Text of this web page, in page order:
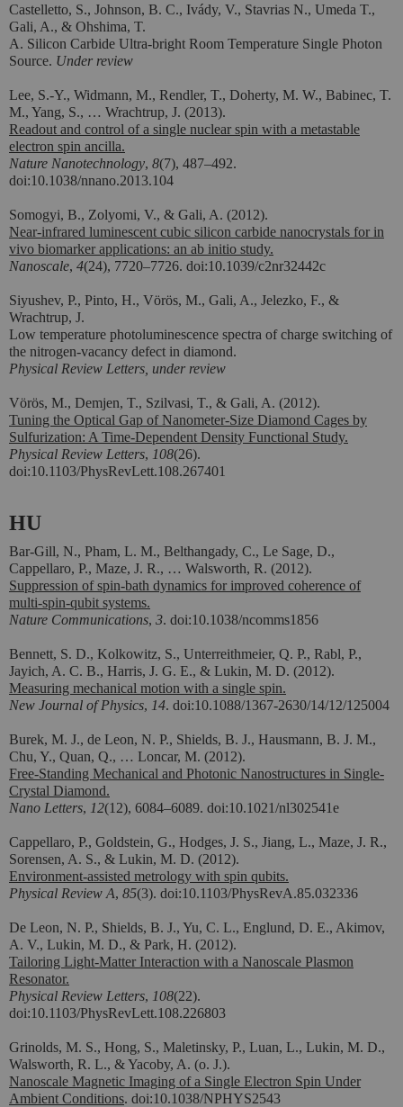
Castelletto, S., Johnson, B. C., Ivády, V., Stavrias N., Umeda T.,
Gali, A., & Ohshima, T.
A. Silicon Carbide Ultra-bright Room Temperature Single Photon
Source. Under review
Lee, S.-Y., Widmann, M., Rendler, T., Doherty, M. W., Babinec, T.
M., Yang, S., … Wrachtrup, J. (2013).
Readout and control of a single nuclear spin with a metastable
electron spin ancilla.
Nature Nanotechnology, 8(7), 487–492.
doi:10.1038/nnano.2013.104
Somogyi, B., Zolyomi, V., & Gali, A. (2012).
Near-infrared luminescent cubic silicon carbide nanocrystals for in
vivo biomarker applications: an ab initio study.
Nanoscale, 4(24), 7720–7726. doi:10.1039/c2nr32442c
Siyushev, P., Pinto, H., Vörös, M., Gali, A., Jelezko, F., &
Wrachtrup, J.
Low temperature photoluminescence spectra of charge switching of
the nitrogen-vacancy defect in diamond.
Physical Review Letters, under review
Vörös, M., Demjen, T., Szilvasi, T., & Gali, A. (2012).
Tuning the Optical Gap of Nanometer-Size Diamond Cages by
Sulfurization: A Time-Dependent Density Functional Study.
Physical Review Letters, 108(26).
doi:10.1103/PhysRevLett.108.267401
HU
Bar-Gill, N., Pham, L. M., Belthangady, C., Le Sage, D.,
Cappellaro, P., Maze, J. R., … Walsworth, R. (2012).
Suppression of spin-bath dynamics for improved coherence of
multi-spin-qubit systems.
Nature Communications, 3. doi:10.1038/ncomms1856
Bennett, S. D., Kolkowitz, S., Unterreithmeier, Q. P., Rabl, P.,
Jayich, A. C. B., Harris, J. G. E., & Lukin, M. D. (2012).
Measuring mechanical motion with a single spin.
New Journal of Physics, 14. doi:10.1088/1367-2630/14/12/125004
Burek, M. J., de Leon, N. P., Shields, B. J., Hausmann, B. J. M.,
Chu, Y., Quan, Q., … Loncar, M. (2012).
Free-Standing Mechanical and Photonic Nanostructures in Single-
Crystal Diamond.
Nano Letters, 12(12), 6084–6089. doi:10.1021/nl302541e
Cappellaro, P., Goldstein, G., Hodges, J. S., Jiang, L., Maze, J. R.,
Sorensen, A. S., & Lukin, M. D. (2012).
Environment-assisted metrology with spin qubits.
Physical Review A, 85(3). doi:10.1103/PhysRevA.85.032336
De Leon, N. P., Shields, B. J., Yu, C. L., Englund, D. E., Akimov,
A. V., Lukin, M. D., & Park, H. (2012).
Tailoring Light-Matter Interaction with a Nanoscale Plasmon
Resonator.
Physical Review Letters, 108(22).
doi:10.1103/PhysRevLett.108.226803
Grinolds, M. S., Hong, S., Maletinsky, P., Luan, L., Lukin, M. D.,
Walsworth, R. L., & Yacoby, A. (o. J.).
Nanoscale Magnetic Imaging of a Single Electron Spin Under
Ambient Conditions. doi:10.1038/NPHYS2543